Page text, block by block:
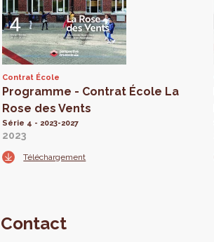
Contrat École
Programme - Contrat École La
Rose des Vents
Série 4 - 2023-2027
2023
Téléchargement
Contact